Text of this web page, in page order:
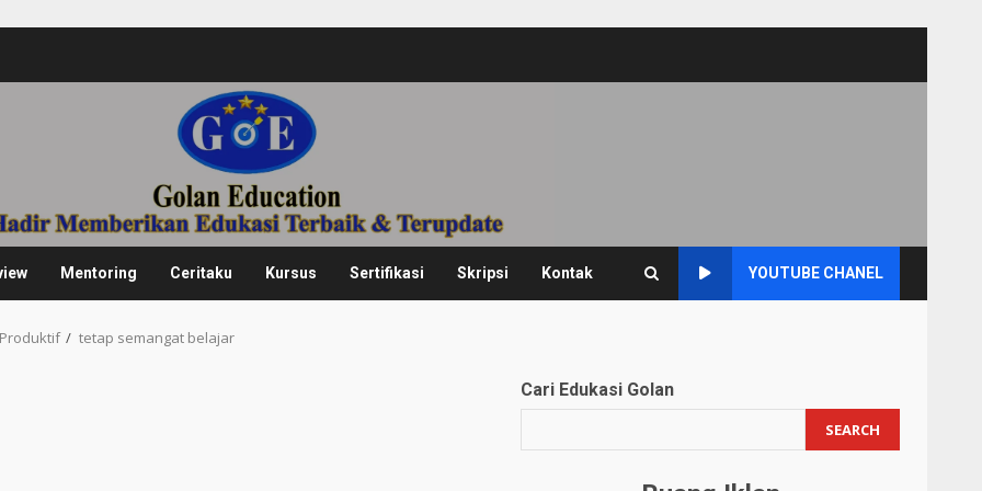
Mentoring Ceritaku Kursus Sertifikasi Skripsi Kontak YOUTUBE CHANEL
tetap semangat belajar
Cari Edukasi Golan
SEARCH